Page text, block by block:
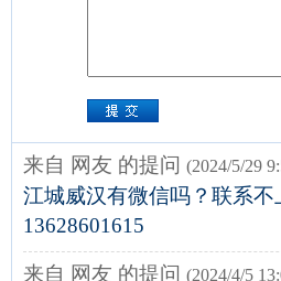
来自 网友 的提问 (2024/5/29
江城威汉有微信吗？联系
13628601615
来自 网友 的提问 (2024/4/5